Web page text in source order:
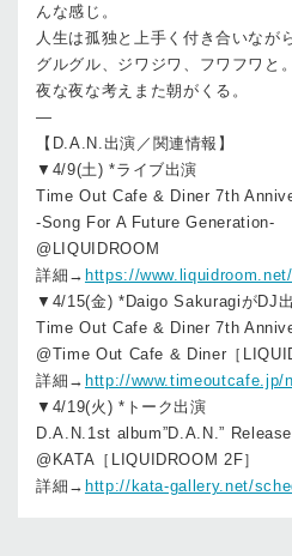
んな感じ。
人生は孤独と上手く付き合いなが
グルグル、ジワジワ、フワフワと。
夜な夜な考えまた朝がくる。
—
【D.A.N.出演／関連情報】
▼4/9(土) *ライブ出演
Time Out Cafe & Diner 7th
-Song For A Future Generation-
@LIQUIDROOM
詳細→ https://
▼4/15(金) *Daigo SakuragiがDJ
Time Out Cafe & Diner 7th
@Time Out Cafe & Diner［
詳細→ http://www.timeoutcafe.jp/
▼4/19(火) *トーク出演
D.A.N.1st album”D.A.N.”
@KATA［LIQUIDROOM 2F］
詳細→ http://kata-gallery.net/